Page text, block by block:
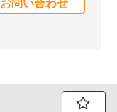
お問い合わせ